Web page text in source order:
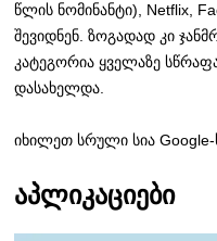
წლის ნომინანტი), Netflix,
შევიდნენ. ზოგადად კი
კატეგორია ყველაზე
დასახელდა.
იხილეთ სრული სია Google-
აპლიკაციები